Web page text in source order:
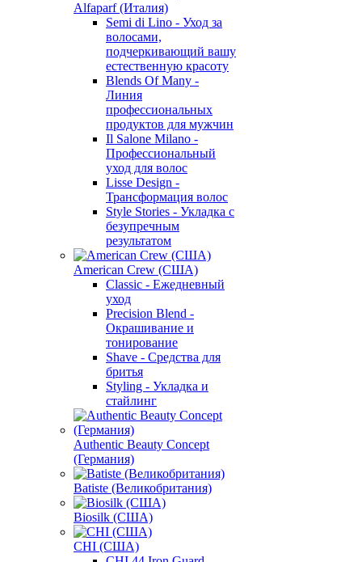
Alfaparf (Италия)
Semi di Lino - Уход за
волосами,
подчеркивающий вашу
естественную красоту
Blends Of Many -
Линия
профессиональных
продуктов для мужчин
Il Salone Milano -
Профессиональный
уход для волос
Lisse Design -
Трансформация волос
Style Stories - Укладка с
безупречным
результатом
American Crew (США)
Classic - Ежедневный
уход
Precision Blend -
Окрашивание и
тонирование
Shave - Средства для
бритья
Styling - Укладка и
стайлинг
Authentic Beauty Concept
(Германия)
Batiste (Великобритания)
Biosilk (США)
CHI (США)